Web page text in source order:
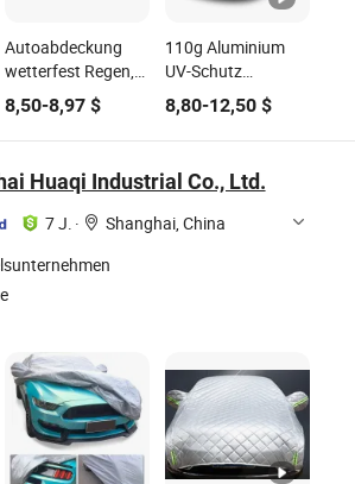
Autoabdeckung
wetterfest Regen,
Sonne, UV, schnee-
und wetterfeste
Schutzmaßnahmen
8,50-8,97$
110g Aluminium
UV-Schutz
Autoabdeckung
8,80-12,50$
Huaqi Industrial Co., Ltd.
7 J. ·
Shanghai, China